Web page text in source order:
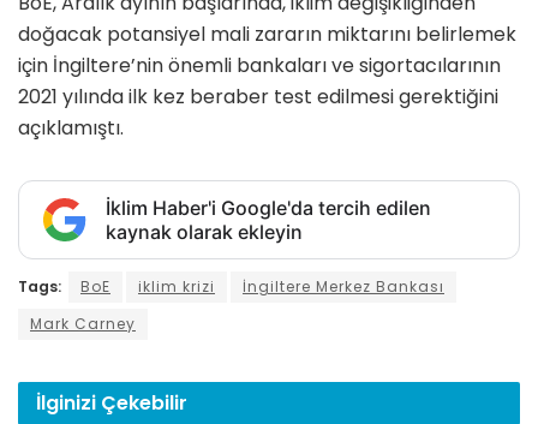
doğacak potansiyel mali zararın miktarını belirlemek
için İngiltere’nin önemli bankaları ve sigortacılarının
2021 yılında ilk kez beraber test edilmesi gerektiğini
açıklamıştı.
İklim Haber'i Google'da tercih edilen
kaynak olarak ekleyin
Tags: BoE iklim krizi
İngiltere Merkez Bankası
Mark Carney
İlginizi Çekebilir